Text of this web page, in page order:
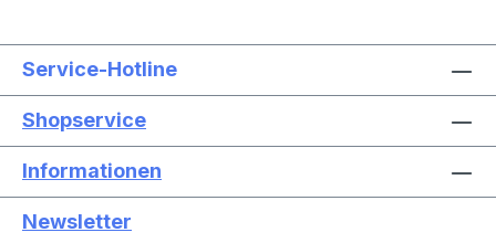
Service-Hotline
Shopservice
Informationen
Newsletter
Text vergrößern